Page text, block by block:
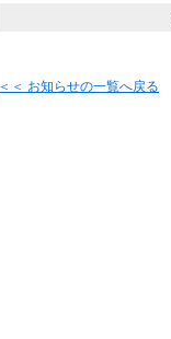
＜＜ お知らせの一覧へ戻る